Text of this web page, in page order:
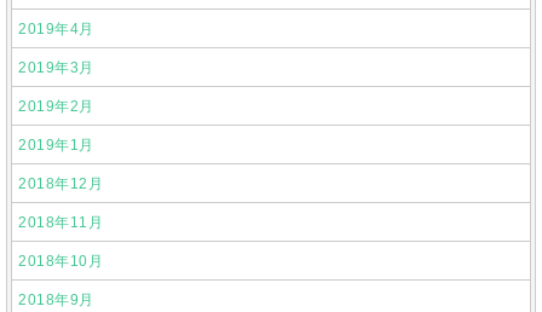
2019年4月
2019年3月
2019年2月
2019年1月
2018年12月
2018年11月
2018年10月
2018年9月